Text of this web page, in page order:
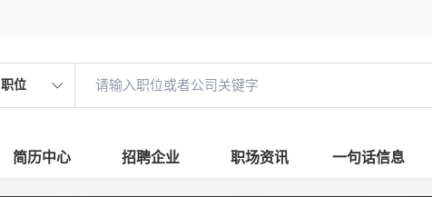
职位
简历中心 招聘企业 职场资讯 一句话信息